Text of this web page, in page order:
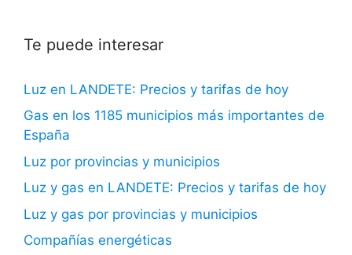
Te puede interesar
Luz en LANDETE: Precios y tarifas de hoy
Gas en los 1185 municipios más importantes de
España
Luz por provincias y municipios
Luz y gas en LANDETE: Precios y tarifas de hoy
Luz y gas por provincias y municipios
Compañías energéticas